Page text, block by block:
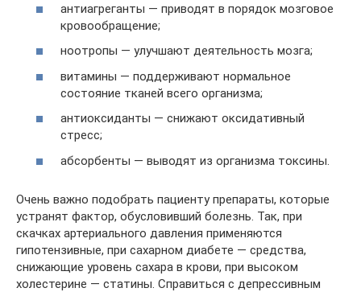
антиагреганты — приводят в порядок мозговое
кровообращение;
ноотропы — улучшают деятельность мозга;
витамины — поддерживают нормальное
состояние тканей всего организма;
антиоксиданты — снижают оксидативный
стресс;
абсорбенты — выводят из организма токсины.
Очень важно подобрать пациенту препараты, которые
устранят фактор, обусловивший болезнь. Так, при
скачках артериального давления применяются
гипотензивные, при сахарном диабете — средства,
снижающие уровень сахара в крови, при высоком
холестерине — статины. Справиться с депрессивным